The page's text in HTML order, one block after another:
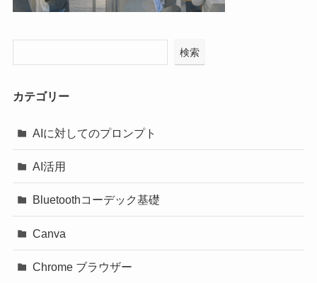
検索
カテゴリー
AIに対してのプロンプト
AI活用
Bluetoothコーデック基礎
Canva
Chrome ブラウザー